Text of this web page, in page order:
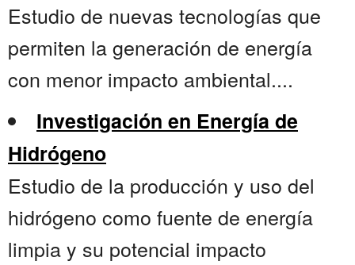
Estudio de nuevas tecnologías que
permiten la generación de energía
con menor impacto ambiental....
Investigación en Energía de
Hidrógeno
Estudio de la producción y uso del
hidrógeno como fuente de energía
limpia y su potencial impacto